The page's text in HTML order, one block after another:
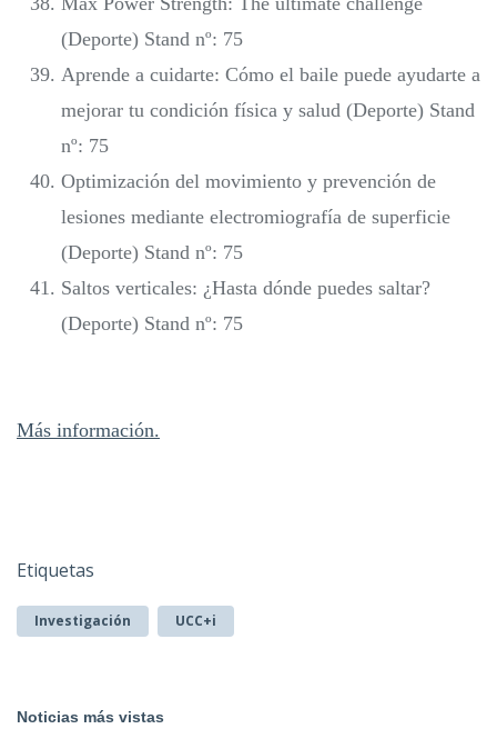
(Deporte) Stand nº: 75
Aprende a cuidarte: Cómo el baile puede ayudarte a
mejorar tu condición física y salud (Deporte) Stand
nº: 75
Optimización del movimiento y prevención de
lesiones mediante electromiografía de superficie
(Deporte) Stand nº: 75
Saltos verticales: ¿Hasta dónde puedes saltar?
(Deporte) Stand nº: 75
Más información.
Etiquetas
Investigación UCC+i
Noticias más vistas